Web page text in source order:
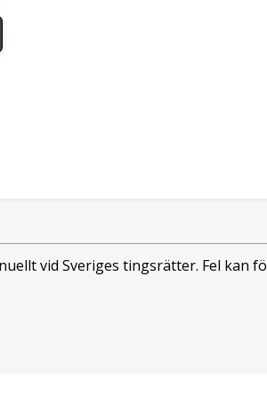
vid Sveriges tingsrätter. Fel kan